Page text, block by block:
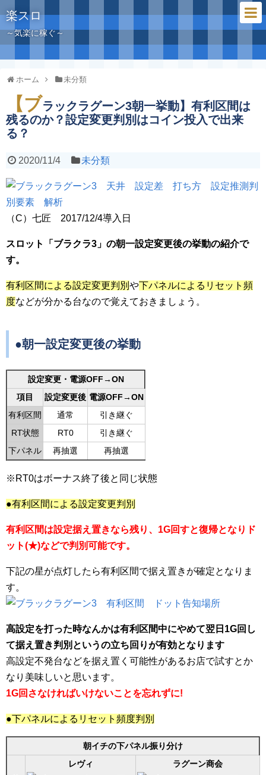
楽スロ
～気楽に稼ぐ～
ホーム 未分類
【ブラックラグーン3朝一挙動】有利区間は
残るのか？設定変更判別はコイン投入で出来
る？
2020/11/4 未分類
（C）七匠 2017/12/4導入日
スロット「ブラクラ3」の朝一設定変更後の挙動の紹介で
す。
有利区間による設定変更判別 や下パネルによるリセット頻
度などが分かる台なので覚えておきましょう。
●朝一設定変更後の挙動
設定変更・電源OFF→ON
項目
設定変更後 電源OFF→ON
有利区間
通常
引き継ぐ
RT状態
RT0
引き継ぐ
下パネル
再抽選 再抽選
※RT0はボーナス終了後と同じ状態
●有利区間による設定変更判別
有利区間は設定据え置きなら残り、1G回すと復帰となりド
ット(★)などで判別可能です。
下記の星が点灯したら有利区間で据え置きが確定となりま
す。
高設定を打った時なんかは有利区間中にやめて翌日1G回し
て据え置き判別というの立ち回りが有効となります
高設定不発台などを据え置く可能性があるお店で試すとか
なり美味しいと思います。
1G回さなければいけないことを忘れずに!
●下パネルによるリセット頻度判別
朝イチの下パネル振り分け
レヴィ ラグーン商会